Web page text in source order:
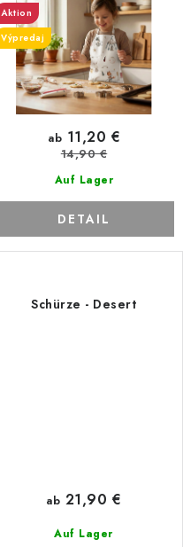
Aktion
Výpredaj
Auf Lager
ab 11,20 €
14,90 €
DETAIL
Schürze - Desert
Auf Lager
ab 21,90 €